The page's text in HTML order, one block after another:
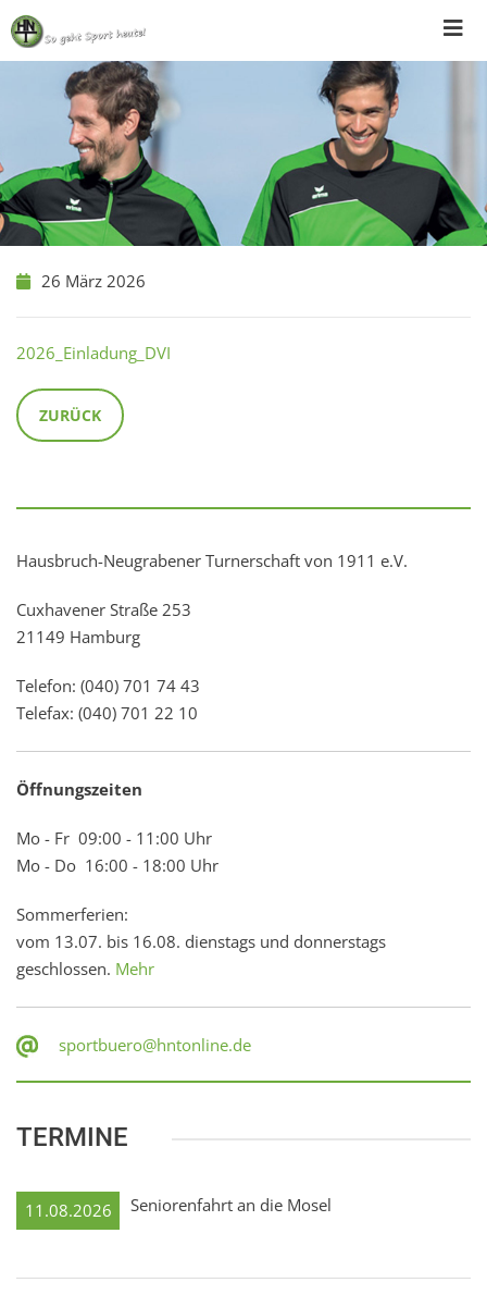
Skip
to
content
26 März 2026
2026_Einladung_DVI
ZURÜCK
Hausbruch-Neugrabener Turnerschaft von 1911 e.V.
Cuxhavener Straße 253
21149 Hamburg
Telefon: (040) 701 74 43
Telefax: (040) 701 22 10
Öffnungszeiten
Mo - Fr 09:00 - 11:00 Uhr
Mo - Do 16:00 - 18:00 Uhr
Sommerferien:
vom 13.07. bis 16.08. dienstags und donnerstags
geschlossen. Mehr
sportbuero@hntonline.de
TERMINE
11.08.2026 Seniorenfahrt an die Mosel